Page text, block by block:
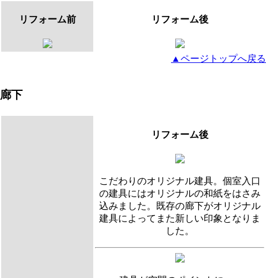
リフォーム前 リフォーム後
▲ページトップへ戻る
廊下
リフォーム後
こだわりのオリジナル建具。個室入口
の建具にはオリジナルの和紙をはさみ
込みました。既存の廊下がオリジナル
建具によってまた新しい印象となりま
した。